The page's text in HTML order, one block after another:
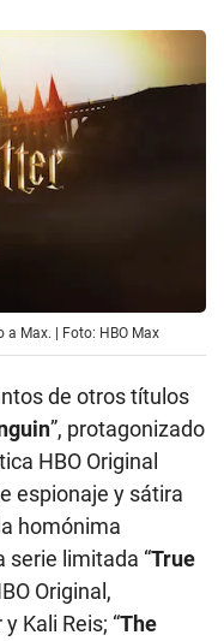
a Max. | Foto: HBO Max
de otros títulos
”, protagonizado
HBO Original
espionaje y sátira
homónima
serie limitada “True
Original,
Kali Reis; “The